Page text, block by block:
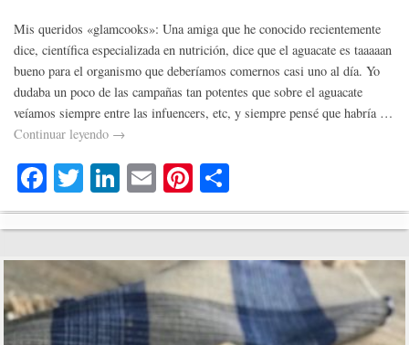
Mis queridos «glamcooks»: Una amiga que he conocido recientemente
dice, científica especializada en nutrición, dice que el aguacate es taaaaan
bueno para el organismo que deberíamos comernos casi uno al día. Yo
dudaba un poco de las campañas tan potentes que sobre el aguacate
veíamos siempre entre las infuencers, etc, y siempre pensé que habría …
Continuar leyendo →
Fa
ce
bo
ok
T
wi
tte
r
Li
nk
ed
In
E
m
ail
Pi
nt
er
es
t
o
m
pa
rti
r